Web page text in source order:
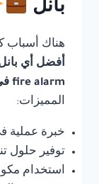
بانل
هناك أسباب
أفضل أي
fire alarm في الاسكندرية
المميزات:
خبرة عملية
توفير حلول
استخدام